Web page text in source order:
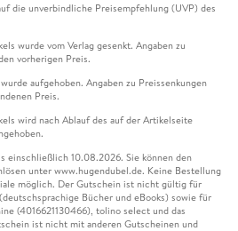
die unverbindliche Preisempfehlung (UVP) des
wurde vom Verlag gesenkt. Angaben zu
vorherigen Preis.
aufgehoben. Angaben zu Preissenkungen
Preis.
wird nach Ablauf des auf der Artikelseite
einschließlich 10.08.2026. Sie können den
unter www.hugendubel.de. Keine Bestellung
möglich. Der Gutschein ist nicht gültig für
Bücher und eBooks) sowie für
(4016621130466), tolino select und das
ist nicht mit anderen Gutscheinen und